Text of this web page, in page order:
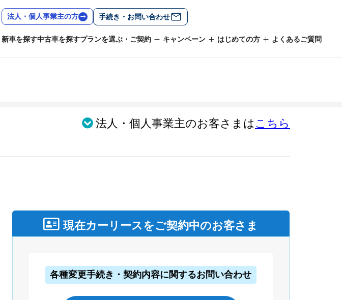
法人・個人事業主の方 手続き・お問い合わせ
新車を探す中古車を探すプランを選ぶ・ご契約 キャンペーン はじめての方 よくあるご質問
法人・個人事業主のお客さまは こちら
現在カーリースをご契約中のお客さま
各種変更手続き・契約内容に関するお問い合わせ